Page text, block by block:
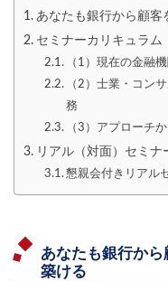
あなたも銀行から顧客
セミナーカリキュラム
（1）現在の金融
（2）士業・コン
務
（3）アプローチ
リアル（対面）セミナ
懇親会付きリアル
あなたも銀行か
築ける